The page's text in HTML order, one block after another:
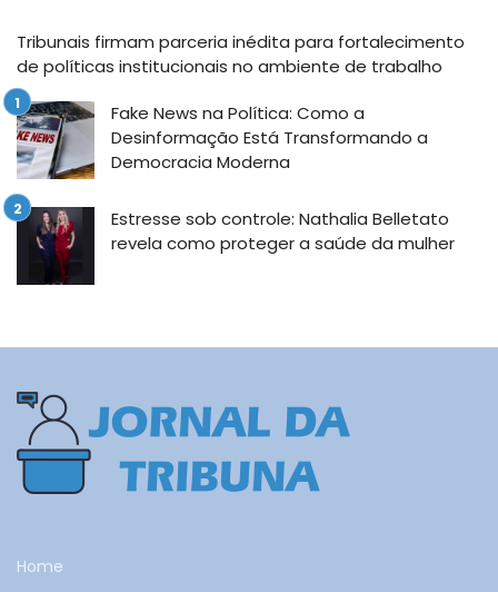
Tribunais firmam parceria inédita para fortalecimento
de políticas institucionais no ambiente de trabalho
Fake News na Política: Como a
Desinformação Está Transformando a
Democracia Moderna
Estresse sob controle: Nathalia Belletato
revela como proteger a saúde da mulher
Home